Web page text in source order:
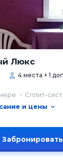
Люкс
4 места + 1
Сплит-
и цены
Забронировать